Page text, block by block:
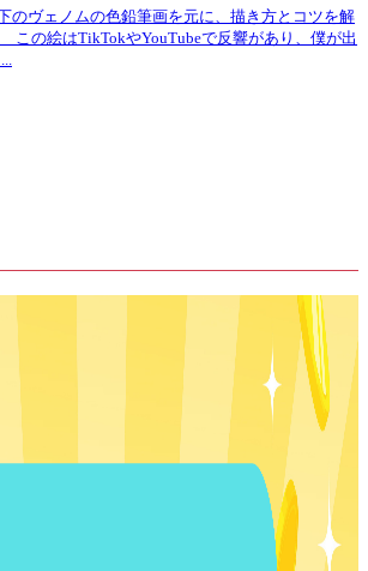
のヴェノムの色鉛筆画を元に、描き方とコツを解
の絵はTikTokやYouTubeで反響があり、僕が出